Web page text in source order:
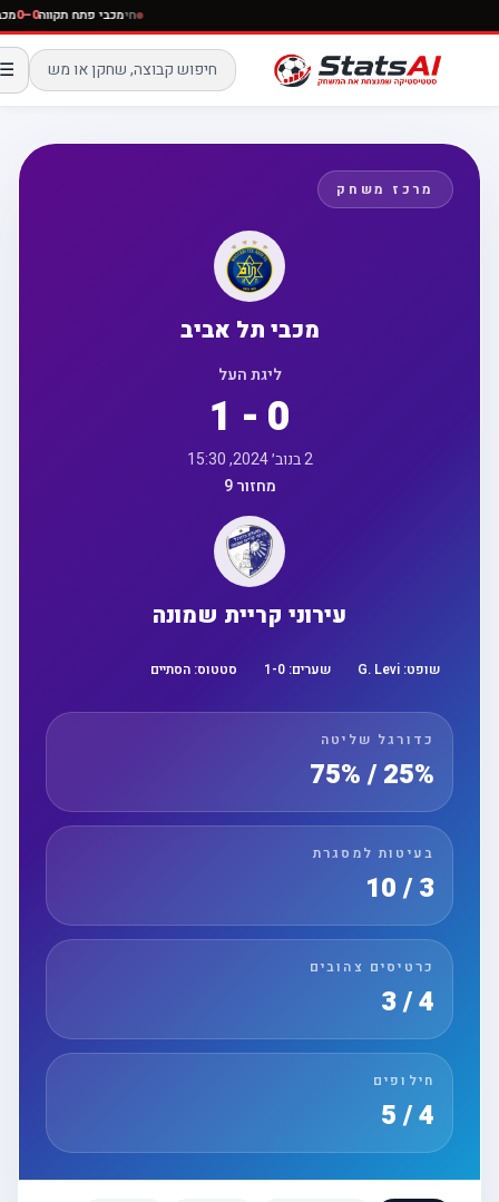
חימכבי פתח תקווה0–0
☰
מרכז משחק
מכבי תל אביב
ליגת העל
1 - 0
מחזור 9
עירוני קריית שמונה
שופט:G. Levi שערים: 1 -0 סטטוס:הסתיים
כדורגל שליטה
25% / 75%
בעיטות למסגרת
3 / 10
כרטיסים צהובים
חילופים